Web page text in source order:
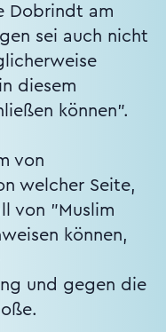
Dobrindt am
sei auch nicht
diesem
können".
von
welcher Seite,
von "Muslim
können,
und gegen die